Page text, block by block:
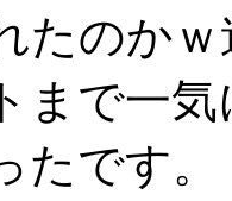
たのか
まで一
たです。